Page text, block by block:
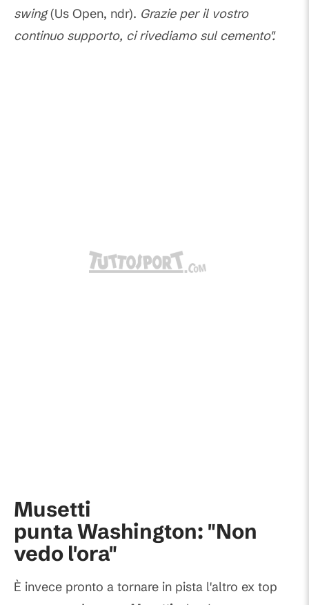
swing(Us Open, ndr). Grazie per il vostro
continuo supporto, ci rivediamo sul cemento".
Musetti
punta Washington: "Non
vedo l'ora"
È invece pronto a tornare in pista l'altro ex top